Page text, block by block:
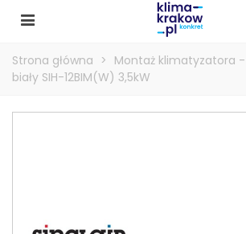
Strona główna > Montaż klimatyzatora -
biały SIH-12BIM(W) 3,5kW